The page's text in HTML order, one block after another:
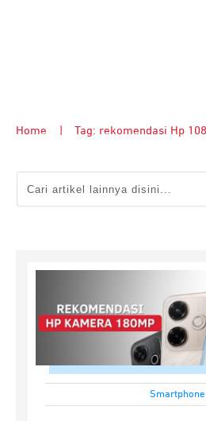
Home
Smartphone